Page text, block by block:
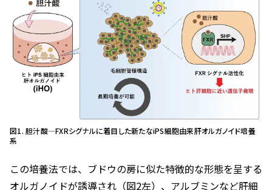
図1. 胆汁酸―FXRシグナルに着目した新たなiPS細胞由来肝オルガノイド培養
系
この培養法では、ブドウの房に似た特徴的な形態を呈する
オルガノイドが誘導され（図2左）、アルブミンなど肝細